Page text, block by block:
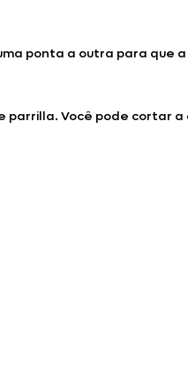
ponta a outra para que
parrilla. Você pode cortar